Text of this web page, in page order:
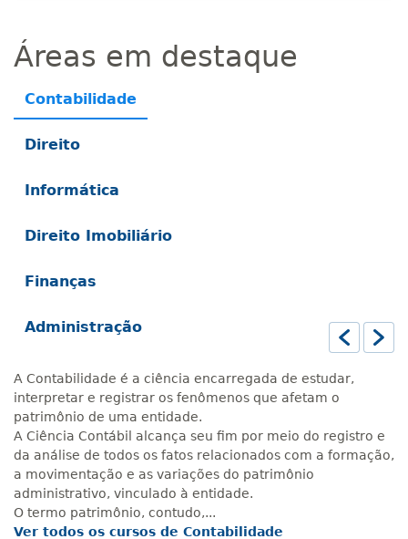
Áreas em destaque
Contabilidade
Direito
Informática
Direito Imobiliário
Finanças
Administração
A Contabilidade é a ciência encarregada de estudar,
interpretar e registrar os fenômenos que afetam o
patrimônio de uma entidade.
A Ciência Contábil alcança seu fim por meio do registro e
da análise de todos os fatos relacionados com a formação,
a movimentação e as variações do patrimônio
administrativo, vinculado à entidade.
O termo patrimônio, contudo,...
Ver todos os cursos de Contabilidade